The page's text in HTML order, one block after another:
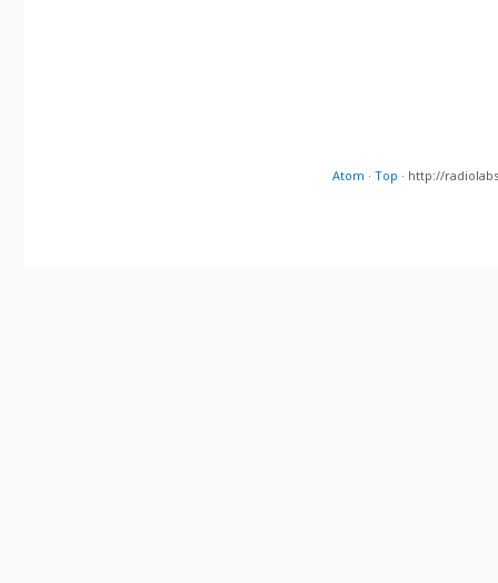
Atom · Top · http://